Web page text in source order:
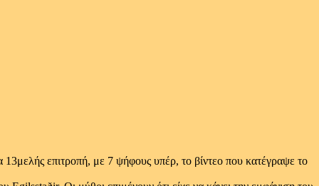
επιτροπή, με 7 ψήφους υπέρ, το βίντεο που κατέγραψε το